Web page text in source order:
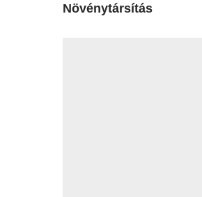
Növénytársítás